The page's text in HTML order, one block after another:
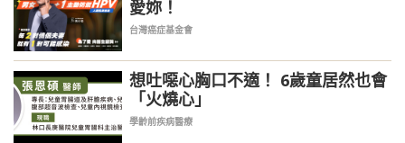
愛妳！
台灣癌症基金會
想吐噁心胸口不適！ 6歲童居然也會
「火燒心」
學齡前疾病醫療